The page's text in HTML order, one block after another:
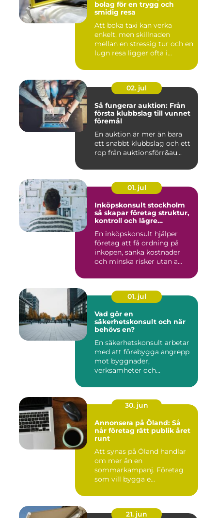
bolag för en trygg och
smidig resa
Att boka taxi kan verka
enkelt, men skillnaden
mellan en stressig tur och en
lugn resa ligger ofta i...
02. jul
Så fungerar auktion: Från
första klubbslag till vunnet
föremål
En auktion är mer än bara
ett snabbt klubbslag och ett
rop från auktionsförr&au...
01. jul
Inköpskonsult stockholm
så skapar företag struktur,
kontroll och lägre
En inköpskonsult hjälper
företag att få ordning på
inköpen, sänka kostnader
och minska risker utan a...
01. jul
Vad gör en
säkerhetskonsult och när
behövs en?
En säkerhetskonsult arbetar
med att förebygga angrepp
mot byggnader,
verksamheter och
30. jun
Annonsera på Öland: Så
når företag rätt publik året
runt
Att synas på Öland handlar
om mer än en
sommarkampanj. Företag
som vill bygga e...
21. jun